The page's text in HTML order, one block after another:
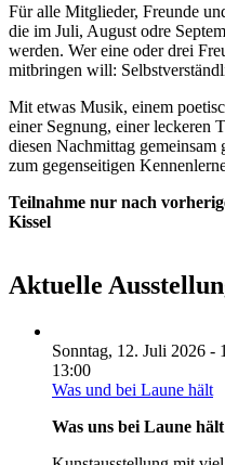
Für alle Mitglieder, Freunde
die im Juli, August odre
werden. Wer eine oder drei
mitbringen will:
Mit etwas Musik, einem
einer Segnung, einer leckeren
diesen Nachmittag gemeinsam
zum gegenseitigen
Teilnahme nur nach
Kissel
Aktuelle
Sonntag, 12. Juli 2026 -
13:00
Was und bei Laune hält
Was uns bei Laune hält